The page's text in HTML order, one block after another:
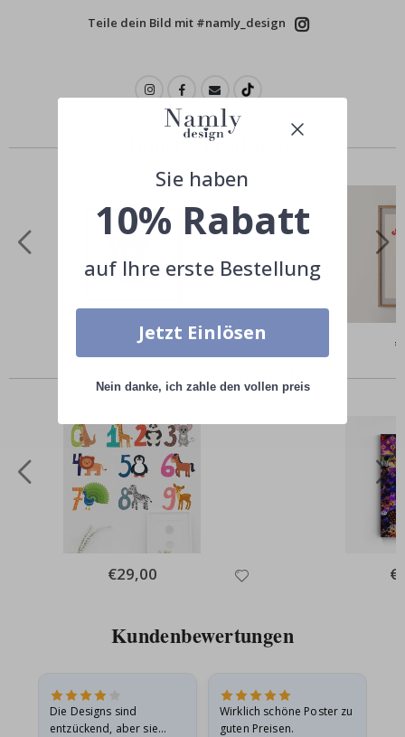
Teile dein Bild mit #namly_design
Ähnliche Produkte
Special
€9,00
Andere kauften auch
Special
Price
€29,00
Kundenbewertungen
Die Designs sind
entzückend, aber sie
Wirklich schöne Poster zu
guten Preisen.
Sie haben
10% Rabatt
auf Ihre erste Bestellung
Jetzt Einlösen
Nein danke, ich zahle den vollen preis